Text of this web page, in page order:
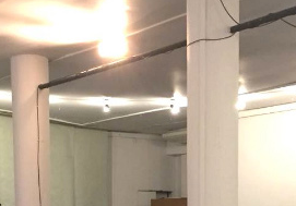
REALIZA
PRIMER
WEBINAR
BIM
2018